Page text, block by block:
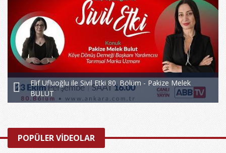
Elif Ufluoğlu ile Sivil Etki 80. Bölüm - Pakize Melek
BULUT
POPÜLER VİDEOLAR